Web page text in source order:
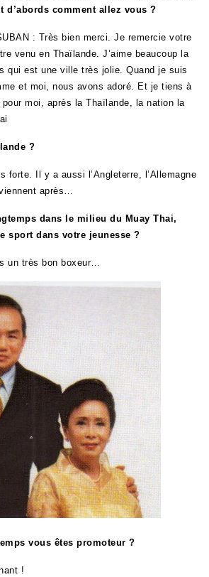
d’abords comment allez vous ?
: Très bien merci. Je remercie votre
venu en Thaïlande. J’aime beaucoup la
qui est une ville très jolie. Quand je suis
et moi, nous avons adoré. Et je tiens à
moi, après la Thaïlande, la nation la
?
forte. Il y a aussi l’Angleterre, l’Allemagne
après…
dans le milieu du Muay Thai,
sport dans votre jeunesse ?
un très bon boxeur…
vous êtes promoteur ?
!